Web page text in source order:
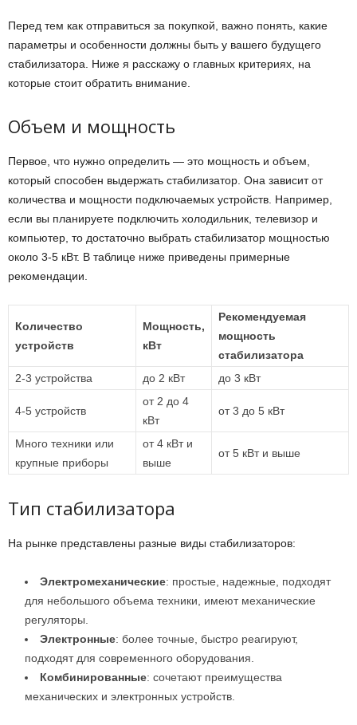
Перед тем как отправиться за покупкой, важно понять, какие
параметры и особенности должны быть у вашего будущего
стабилизатора. Ниже я расскажу о главных критериях, на
которые стоит обратить внимание.
Объем и мощность
Первое, что нужно определить — это мощность и объем,
который способен выдержать стабилизатор. Она зависит от
количества и мощности подключаемых устройств. Например,
если вы планируете подключить холодильник, телевизор и
компьютер, то достаточно выбрать стабилизатор мощностью
около 3-5 кВт. В таблице ниже приведены примерные
рекомендации.
Количество
устройств
Мощность,
кВт
Рекомендуемая
мощность
стабилизатора
2-3 устройства
до 2 кВт до 3 кВт
4-5 устройств
от 2 до 4
кВт
от 3 до 5 кВт
Много техники или
крупные приборы
от 4 кВт и
выше
от 5 кВт и выше
Тип стабилизатора
На рынке представлены разные виды стабилизаторов:
Электромеханические: простые, надежные, подходят
для небольшого объема техники, имеют механические
регуляторы.
Электронные: более точные, быстро реагируют,
подходят для современного оборудования.
Комбинированные: сочетают преимущества
механических и электронных устройств.